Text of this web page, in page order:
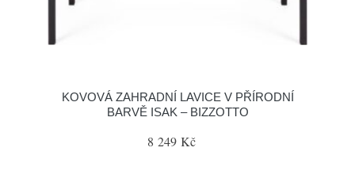
KOVOVÁ ZAHRADNÍ LAVICE V PŘÍRODNÍ
BARVĚ ISAK – BIZZOTTO
8 249 Kč